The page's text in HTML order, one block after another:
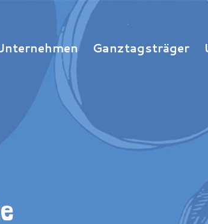
Ganztagsträger